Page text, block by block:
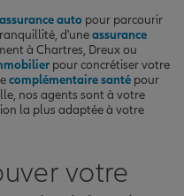
assurance auto pour parcourir
d'uneassurance
à Chartres, Dreux ou
pour concrétiser votre
complémentaire santé pour
nos agents sont à votre
la plus adaptée à votre
votre